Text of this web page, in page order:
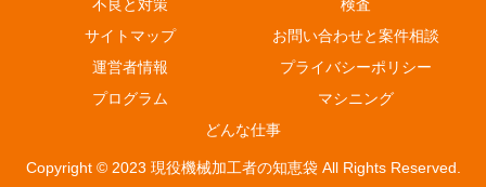
不良と対策
検査
サイトマップ
お問い合わせと案件相談
運営者情報
プライバシーポリシー
プログラム
マシニング
どんな仕事
Copyright © 2023 現役機械加工者の知恵袋 All Rights Reserved.